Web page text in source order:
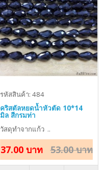
รหัสสินค้า: 484
คริสตัลหยดน้ำหัวตัด 10*14
มิล สีกรมท่า
วัสดุทำจากแก้ว ..
37.00 บาท 53.00 บาท